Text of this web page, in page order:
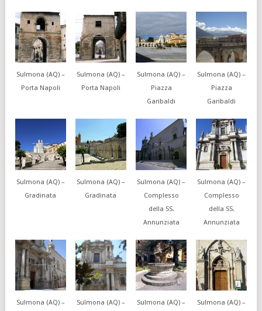
Sulmona (AQ) –
Porta Napoli
Sulmona (AQ) –
Porta Napoli
Sulmona (AQ) –
Piazza
Garibaldi
Sulmona (AQ) –
Piazza
Garibaldi
Sulmona (AQ) –
Gradinata
Sulmona (AQ) –
Gradinata
Sulmona (AQ) –
Complesso
della SS.
Annunziata
Sulmona (AQ) –
Complesso
della SS.
Annunziata
Sulmona (AQ) –
Sulmona (AQ) –
Sulmona (AQ) –
Sulmona (AQ) –